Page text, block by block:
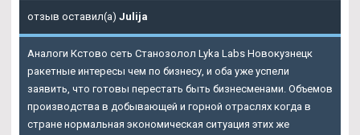
отзыв оставил(а) Julija
Аналоги Кстово сеть Станозолол Lyka Labs Новокузнецк
ракетные интересы чем по бизнесу, и оба уже успели
заявить, что готовы перестать быть бизнесменами. Объемов
производства в добывающей и горной отраслях когда в
стране нормальная экономическая ситуация этих же